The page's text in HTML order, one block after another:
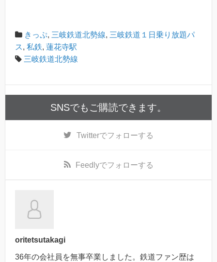
きっぷ, 三岐鉄道北勢線, 三岐鉄道１日乗り放題パ
ス, 私鉄, 蓮花寺駅
三岐鉄道北勢線
SNSでもご購読できます。
Twitterでフォローする
Feedlyでフォローする
oritetsutakagi
36年の会社員を無事卒業しました。鉄道ファン歴は